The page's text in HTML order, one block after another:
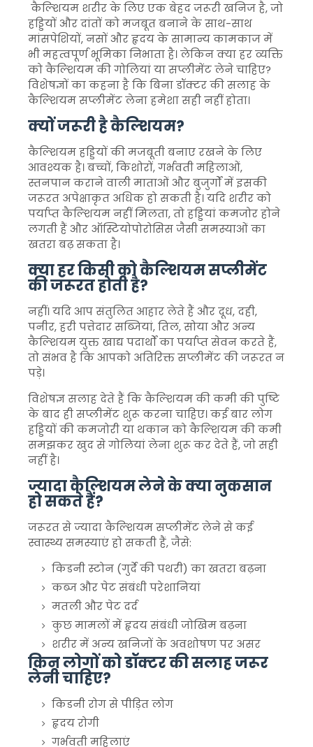
कैल्शियम शरीर के लिए एक बेहद जरूरी खनिज है, जो
हड्डियों और दांतों को मजबूत बनाने के साथ-साथ
मांसपेशियों, नसों और हृदय के सामान्य कामकाज में
भी महत्वपूर्ण भूमिका निभाता है। लेकिन क्या हर व्यक्ति
को कैल्शियम की गोलियां या सप्लीमेंट लेने चाहिए?
विशेषज्ञों का कहना है कि बिना डॉक्टर की सलाह के
कैल्शियम सप्लीमेंट लेना हमेशा सही नहीं होता।
क्यों जरूरी है कैल्शियम?
कैल्शियम हड्डियों की मजबूती बनाए रखने के लिए
आवश्यक है। बच्चों, किशोरों, गर्भवती महिलाओं,
स्तनपान कराने वाली माताओं और बुजुर्गों में इसकी
जरूरत अपेक्षाकृत अधिक हो सकती है। यदि शरीर को
पर्याप्त कैल्शियम नहीं मिलता, तो हड्डियां कमजोर होने
लगती हैं और ऑस्टियोपोरोसिस जैसी समस्याओं का
खतरा बढ़ सकता है।
क्या हर किसी को कैल्शियम सप्लीमेंट
की जरूरत होती है?
नहीं। यदि आप संतुलित आहार लेते हैं और दूध, दही,
पनीर, हरी पत्तेदार सब्जियां, तिल, सोया और अन्य
कैल्शियम युक्त खाद्य पदार्थों का पर्याप्त सेवन करते हैं,
तो संभव है कि आपको अतिरिक्त सप्लीमेंट की जरूरत न
पड़े।
विशेषज्ञ सलाह देते हैं कि कैल्शियम की कमी की पुष्टि
के बाद ही सप्लीमेंट शुरू करना चाहिए। कई बार लोग
हड्डियों की कमजोरी या थकान को कैल्शियम की कमी
समझकर खुद से गोलियां लेना शुरू कर देते हैं, जो सही
नहीं है।
ज्यादा कैल्शियम लेने के क्या नुकसान
हो सकते हैं?
जरूरत से ज्यादा कैल्शियम सप्लीमेंट लेने से कई
स्वास्थ्य समस्याएं हो सकती हैं, जैसे:
किडनी स्टोन (गुर्दे की पथरी) का खतरा बढ़ना
कब्ज और पेट संबंधी परेशानियां
मतली और पेट दर्द
कुछ मामलों में हृदय संबंधी जोखिम बढ़ना
शरीर में अन्य खनिजों के अवशोषण पर असर
किन लोगों को डॉक्टर की सलाह जरूर
लेनी चाहिए?
किडनी रोग से पीड़ित लोग
हृदय रोगी
गर्भवती महिलाएं